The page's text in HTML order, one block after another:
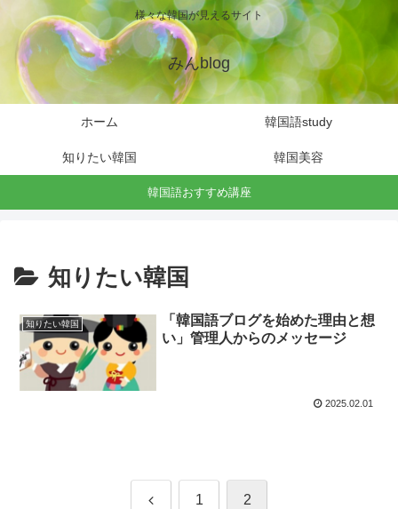
様々な韓国が見えるサイト
みんblog
ホーム 韓国語study
知りたい韓国 韓国美容
韓国語おすすめ講座
知りたい韓国
知りたい韓国
「韓国語ブログを始めた理由と想
い」管理人からのメッセージ
2025.02.01
前 1 2